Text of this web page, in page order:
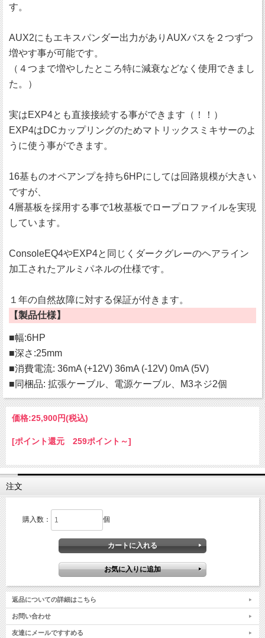
す。
AUX2にもエキスパンダー出力がありAUXバスを２つずつ
増やす事が可能です。
（４つまで増やしたところ特に減衰などなく使用できまし
た。）
実はEXP4とも直接接続する事ができます（！！）
EXP4はDCカップリングのためマトリックスミキサーのよ
うに使う事ができます。
16基ものオペアンプを持ち6HPにしては回路規模が大きい
ですが、
4層基板を採用する事で1枚基板でロープロファイルを実現
しています。
ConsoleEQ4やEXP4と同じくダークグレーのヘアライン
加工されたアルミパネルの仕様です。
１年の自然故障に対する保証が付きます。
【製品仕様】
■幅:6HP
■深さ:25mm
■消費電流: 36mA (+12V) 36mA (-12V) 0mA (5V)
■同梱品: 拡張ケーブル、電源ケーブル、M3ネジ2個
価格:25,900円(税込)
[ポイント還元 259ポイント～]
注文
購入数： 個
返品についての詳細はこちら
お問い合わせ
友達にメールですすめる